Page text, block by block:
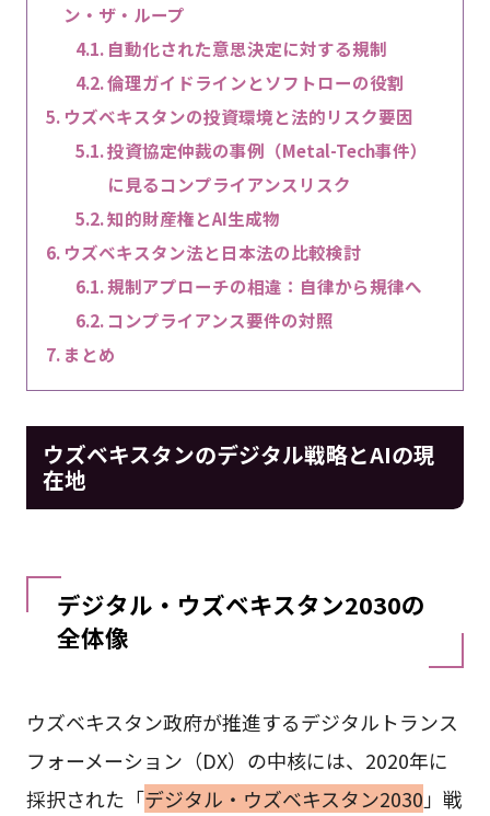
ン・ザ・ループ
自動化された意思決定に対する規制
倫理ガイドラインとソフトローの役割
ウズベキスタンの投資環境と法的リスク要因
投資協定仲裁の事例（Metal-Tech事件）
に見るコンプライアンスリスク
知的財産権とAI生成物
ウズベキスタン法と日本法の比較検討
規制アプローチの相違：自律から規律へ
コンプライアンス要件の対照
まとめ
ウズベキスタンのデジタル戦略とAIの現
在地
デジタル・ウズベキスタン2030の
全体像
ウズベキスタン政府が推進するデジタルトランス
フォーメーション（DX）の中核には、2020年に
採択された「デジタル・ウズベキスタン2030」戦